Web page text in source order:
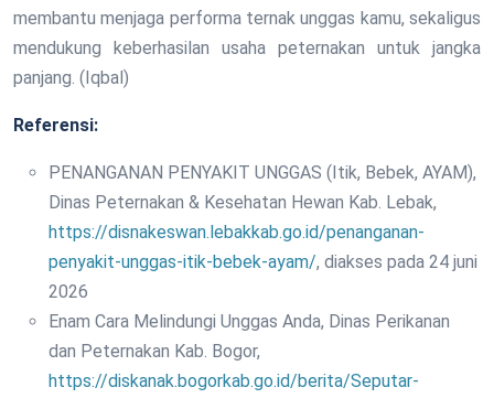
membantu menjaga performa ternak unggas kamu, sekaligus
mendukung keberhasilan usaha peternakan untuk jangka
panjang. (Iqbal)
Referensi:
PENANGANAN PENYAKIT UNGGAS (Itik, Bebek, AYAM),
Dinas Peternakan & Kesehatan Hewan Kab. Lebak,
https://disnakeswan.lebakkab.go.id/penanganan-
penyakit-unggas-itik-bebek-ayam/, diakses pada 24 juni
2026
Enam Cara Melindungi Unggas Anda, Dinas Perikanan
dan Peternakan Kab. Bogor,
https://diskanak.bogorkab.go.id/berita/Seputar-